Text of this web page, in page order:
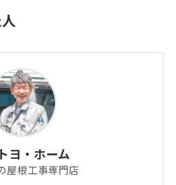
ヨ・ホーム
屋根工事専門店